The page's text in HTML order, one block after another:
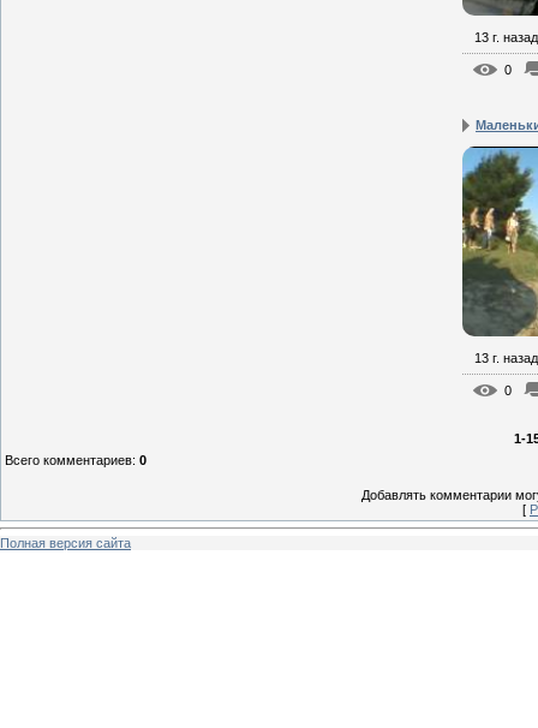
13 г. назад
0
13 г. назад
0
1-
Всего комментариев: 0
Добавлять комментарии
[
Полная версия сайта